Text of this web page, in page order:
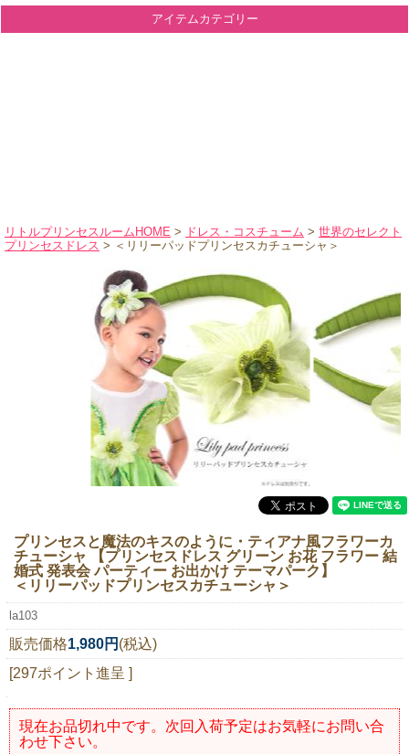
アイテムカテゴリー
リトルプリンセスルームHOME > ドレス・コスチューム > 世界のセレクト
プリンセスドレス > ＜リリーパッドプリンセスカチューシャ＞
プリンセスと魔法のキスのように・ティアナ風フラワーカ
チューシャ 【プリンセスドレス グリーン お花 フラワー 結
婚式 発表会 パーティー お出かけ テーマパーク】
＜リリーパッドプリンセスカチューシャ＞
la103
販売価格1,980円 (税込)
[297ポイント進呈 ]
現在お品切れ中です。次回入荷予定はお気軽にお問い合
わせ下さい。
ディズニキャラクター
アウトレット
ショッピングインフォメーション
会社概要
お支払・送料
返品・交換
サイズの測り方
よくあるご質問
レビューを見る
マイページログイン
お問い合わせ
0120-221-040
電話受付時間：月～金10:00~16:00 ※祝日除く